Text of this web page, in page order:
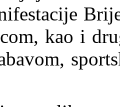
kao i